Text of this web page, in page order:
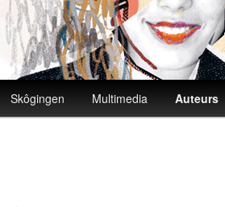
Skôgingen Multimedia Auteurs